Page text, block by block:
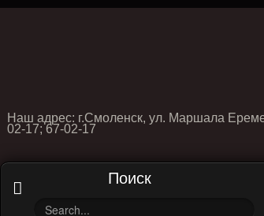
Наш адрес: г.Смоленск, ул. Маршала
02-17; 67-02-17
Поиск